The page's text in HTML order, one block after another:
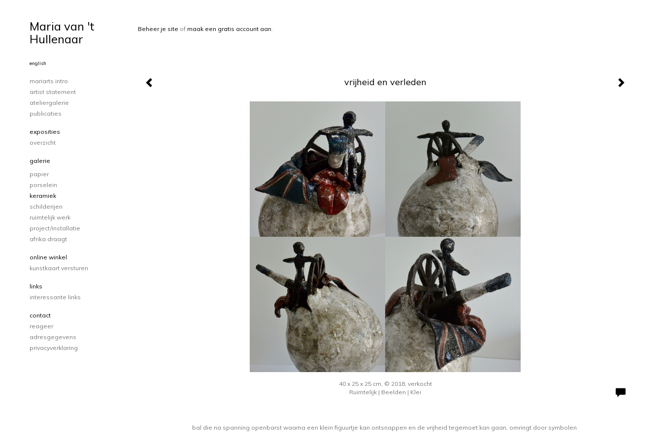
Beheer je site of maak een gratis account aan.
vrijheid en verleden
40 x 25 x 25 cm, © 2018, verkocht
Ruimtelijk | Beelden | Klei
bal die na spanning openbarst waarna een klein figuurtje kan ontsnappen en de vrijheid tegemoet kan gaan, omringt door symbolen
Maria van 't
Hullenaar
english
mariarts intro
artist statement
ateliergalerie
publicaties
exposities
overzicht
galerie
papier
porselein
keramiek
schilderijen
ruimtelijk werk
project/installatie
afrika draagt
online winkel
kunstkaart versturen
links
interessante links
contact
reageer
adresgegevens
privacyverklaring